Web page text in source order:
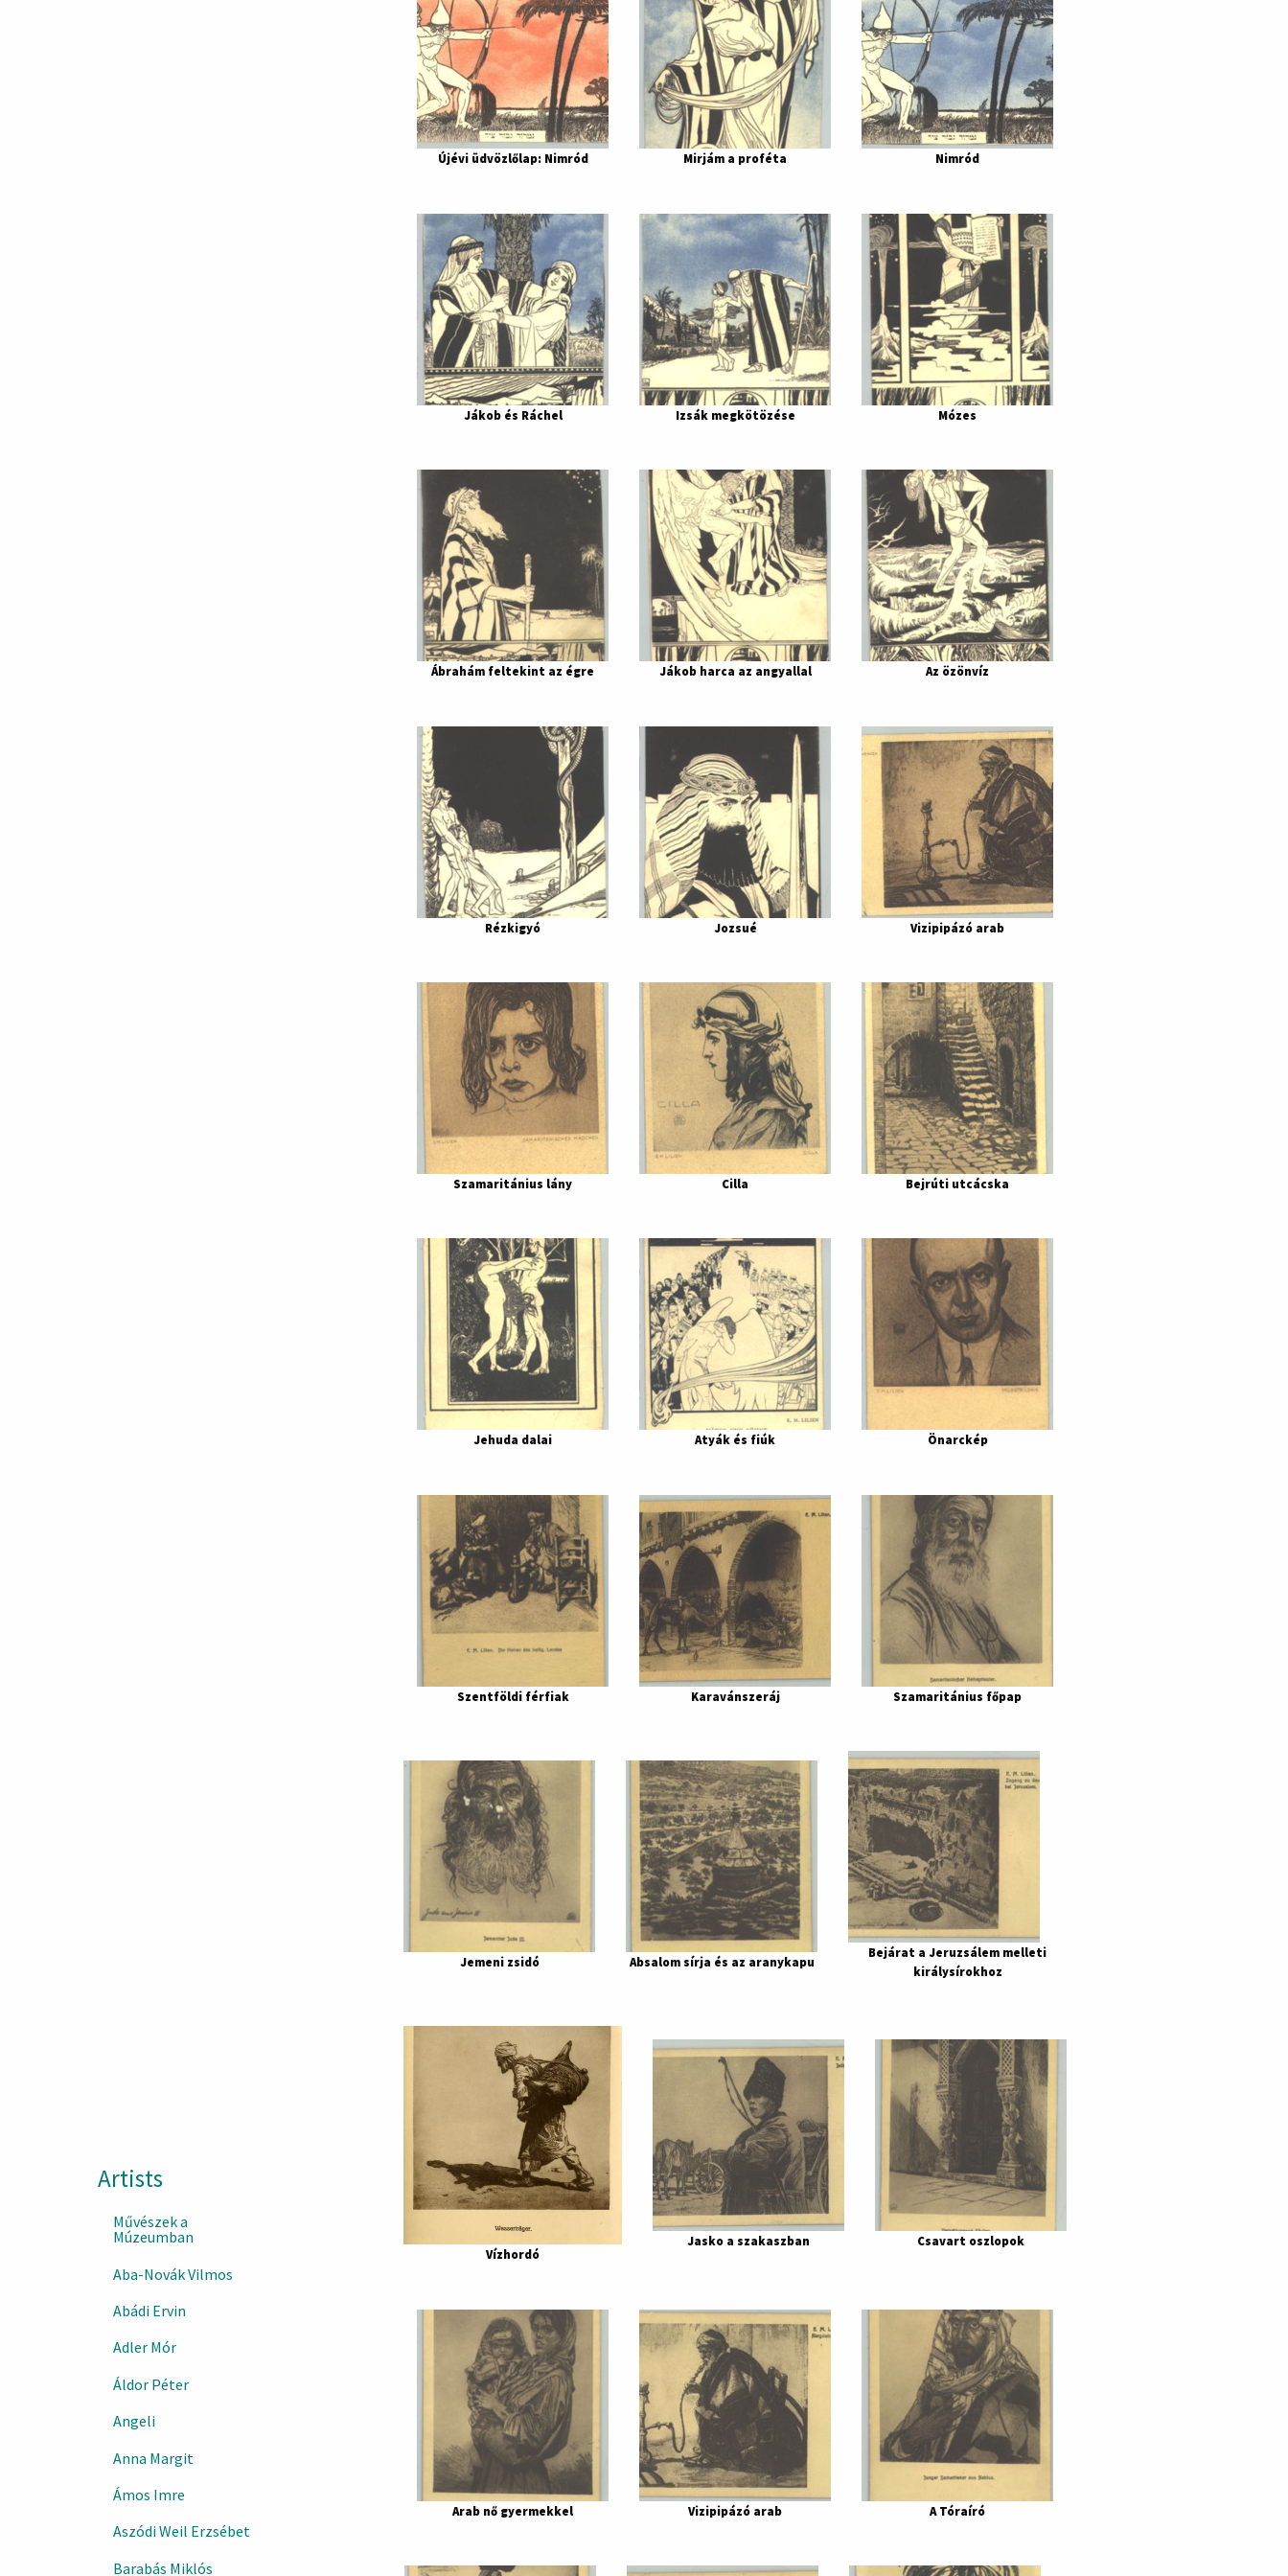
Artists
Művészek a
Múzeumban
Aba-Novák Vilmos
Abádi Ervin
Adler Mór
Áldor Péter
Angeli
Anna Margit
Ámos Imre
Aszódi Weil Erzsébet
Barabás Miklós
Újévi üdvözlőlap: Nimród Mirjám a proféta Nimród
Jákob és Ráchel Izsák megkötözése Mózes
Ábrahám feltekint az égre Jákob harca az angyallal Az özönvíz
Rézkigyó Jozsué Vizipipázó arab
Szamaritánius lány Cilla Bejrúti utcácska
Jehuda dalai Atyák és fiúk Önarckép
Szentföldi férfiak Karavánszeráj Szamaritánius főpap
Jemeni zsidó Absalom sírja és az aranykapu
Bejárat a Jeruzsálem melleti
királysírokhoz
Vízhordó
Jasko a szakaszban Csavart oszlopok
Arab nő gyermekkel Vizipipázó arab A Tóraíró